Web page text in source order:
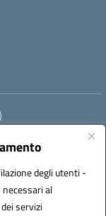
degli utenti -
al
servizi
istsc_rmic8b900g